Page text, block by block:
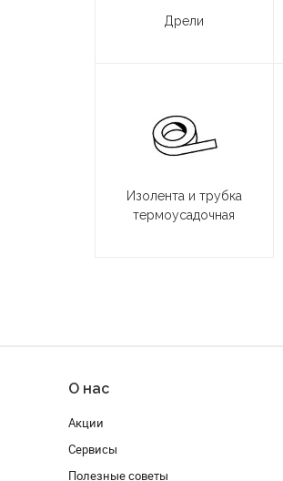
Дрели
Изолента и трубка
термоусадочная
О нас
Акции
Сервисы
Полезные советы